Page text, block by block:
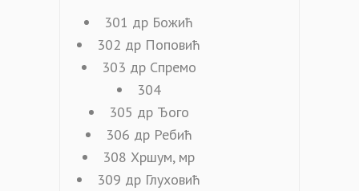
301 др Божић
302 др Поповић
303 др Спремо
304
305 др Ђого
306 др Ребић
308 Хршум, мр
309 др Глуховић